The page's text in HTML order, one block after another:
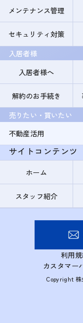
メンテナンス管理
セキュリティ対策
入居者様
入居者様へ
解約のお手続き
売りたい・買いたい
不動産活用
サイトコンテンツ
ホーム
スタッフ紹介
利用
カスタマー
Copyright 株